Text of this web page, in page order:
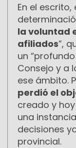
En el
la voluntad
afiliados”,
un
Consejo y a
ese ámbito.
perdió el
creado y
una
decisiones
provincial.